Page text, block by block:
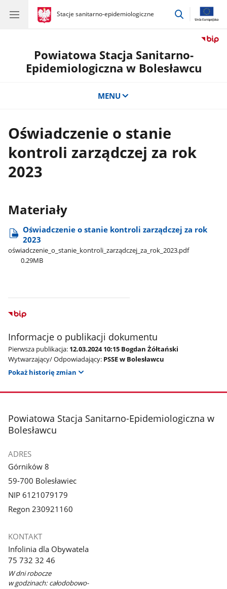
gov.pl
Stacje sanitarno-epidemiologiczne
gov.pl
Stacje
przejdź
Powiatowa Stacja Sanitarno-
Epidemiologiczna w Bolesławcu
MENU
Oświadczenie o stanie
kontroli zarządczej za rok
2023
Materiały
Oświadczenie o stanie kontroli zarządczej za rok
2023
oświadczenie​_o​_stanie​_kontroli​_zarządczej​_za​_rok​_2023.pdf
0.29MB
Informacje o publikacji dokumentu
Pierwsza publikacja: 12.03.2024 10:15 Bogdan Żółtański
Wytwarzający/ Odpowiadający: PSSE w Bolesławcu
Pokaż historię zmian
stopka
Powiatowa Stacja Sanitarno-Epidemiologiczna w
Bolesławcu
ADRES
Górników 8
59-700 Bolesławiec
NIP 6121079179
Regon 230921160
KONTAKT
Infolinia dla Obywatela
75 732 32 46
W dni robocze
w godzinach: całodobowo-